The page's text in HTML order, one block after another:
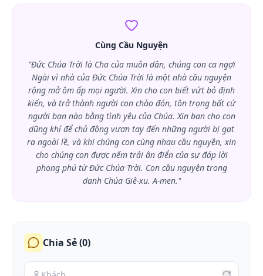
Cùng Cầu Nguyện
"Đức Chúa Trời là Cha của muôn dân, chúng con ca ngợi
Ngài vì nhà của Đức Chúa Trời là một nhà cầu nguyện
rộng mở ôm ấp mọi người. Xin cho con biết vứt bỏ định
kiến, và trở thành người con chào đón, tôn trọng bất cứ
người bạn nào bằng tình yêu của Chúa. Xin ban cho con
dũng khí để chủ động vươn tay đến những người bị gạt
ra ngoài lề, và khi chúng con cùng nhau cầu nguyện, xin
cho chúng con được nếm trải ân điển của sự đáp lời
phong phú từ Đức Chúa Trời. Con cầu nguyện trong
danh Chúa Giê-xu. A-men."
Chia Sẻ (0)